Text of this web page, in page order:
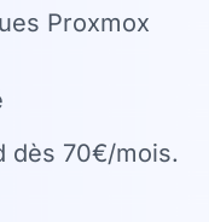
Proxmox
dès 70€/mois.